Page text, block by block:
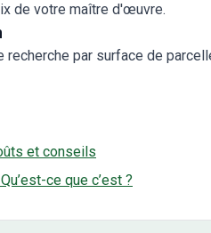
de votre maître d'œuvre.
par surface de
et conseils
ce que c’est ?